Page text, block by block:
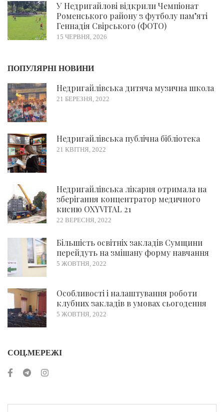
У Недригайлові відкрили Чемпіонат
Роменського району з футболу пам’яті
Геннадія Свірського (ФОТО)
15 ЧЕРВНЯ, 2026
ПОПУЛЯРНІ НОВИНИ
Недригайлівська дитяча музична школа
21 БЕРЕЗНЯ, 2022
Недригайлівська публічна бібліотека
21 КВІТНЯ, 2022
Недригайлівська лікарня отримала на
зберігання концентратор медичного
кисню OXYVITAL 21
22 ВЕРЕСНЯ, 2022
Більшість освітніх закладів Сумщини
перейдуть на змішану форму навчання
5 ЖОВТНЯ, 2022
Особливості і налаштування роботи
клубних закладів в умовах сьогодення
5 ЖОВТНЯ, 2022
СОЦ.МЕРЕЖІ